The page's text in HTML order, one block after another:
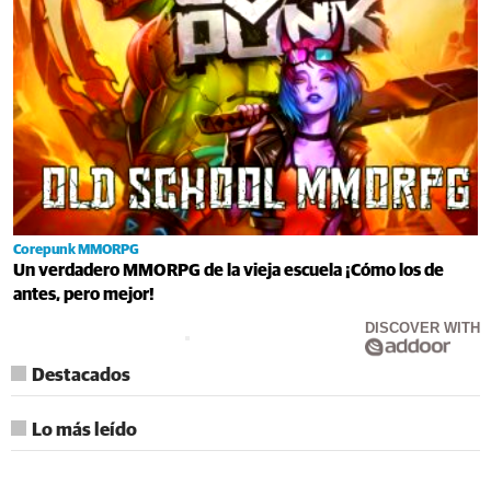
Corepunk MMORPG
Un verdadero MMORPG de la vieja escuela ¡Cómo los de
antes, pero mejor!
DISCOVER WITH
Destacados
Lo más leído